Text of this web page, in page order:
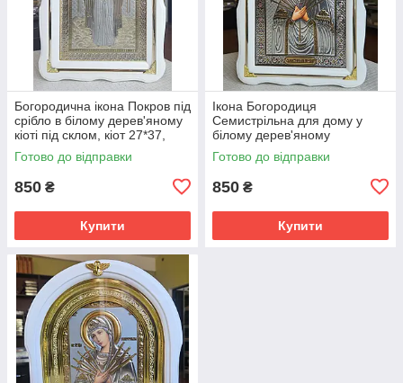
Богородична ікона Покров під
срібло в білому дерев'яному
кіоті під склом, кіот 27*37,
розмір сюжету 20*30.
Готово до відправки
850 ₴
Купити
Ікона Богородиця
Семистрільна для дому у
білому дерев'яному
фігурному кіоті, розмір кіота
27*37, сюжет під срібло
Готово до відправки
850 ₴
Купити